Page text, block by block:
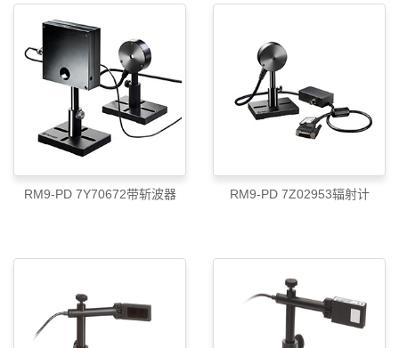
RM9-PD 7Y70672带斩波器 RM9-PD 7Z02953辐射计